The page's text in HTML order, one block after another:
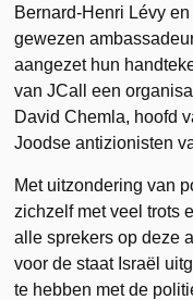
Bernard-Henri Lévy
gewezen
aangezet hun
van JCall een
David Chemla, hoofd
Joodse antizionisten
Met uitzondering van
zichzelf met veel trots
alle sprekers op deze
voor de staat Israël
te hebben met de